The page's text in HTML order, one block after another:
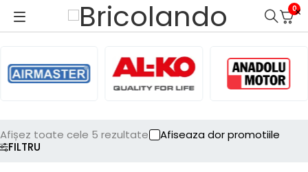
0
FILTRU
Afișez toate cele 5 rezultate Afiseaza dor promotiile